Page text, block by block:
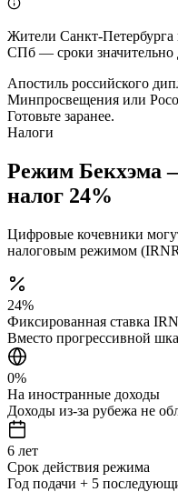
Жители Санкт-Петербурга
СПб — сроки значительно
Апостиль российского
Минпросвещения или
Готовьте заранее.
Налоги
Режим Бекхэма
налог 24%
Цифровые кочевники
налоговым режимом
24%
Фиксированная ставка
Вместо прогрессивной
0%
На иностранные доходы
Доходы из-за рубежа не
6 лет
Срок действия режима
Год подачи + 5